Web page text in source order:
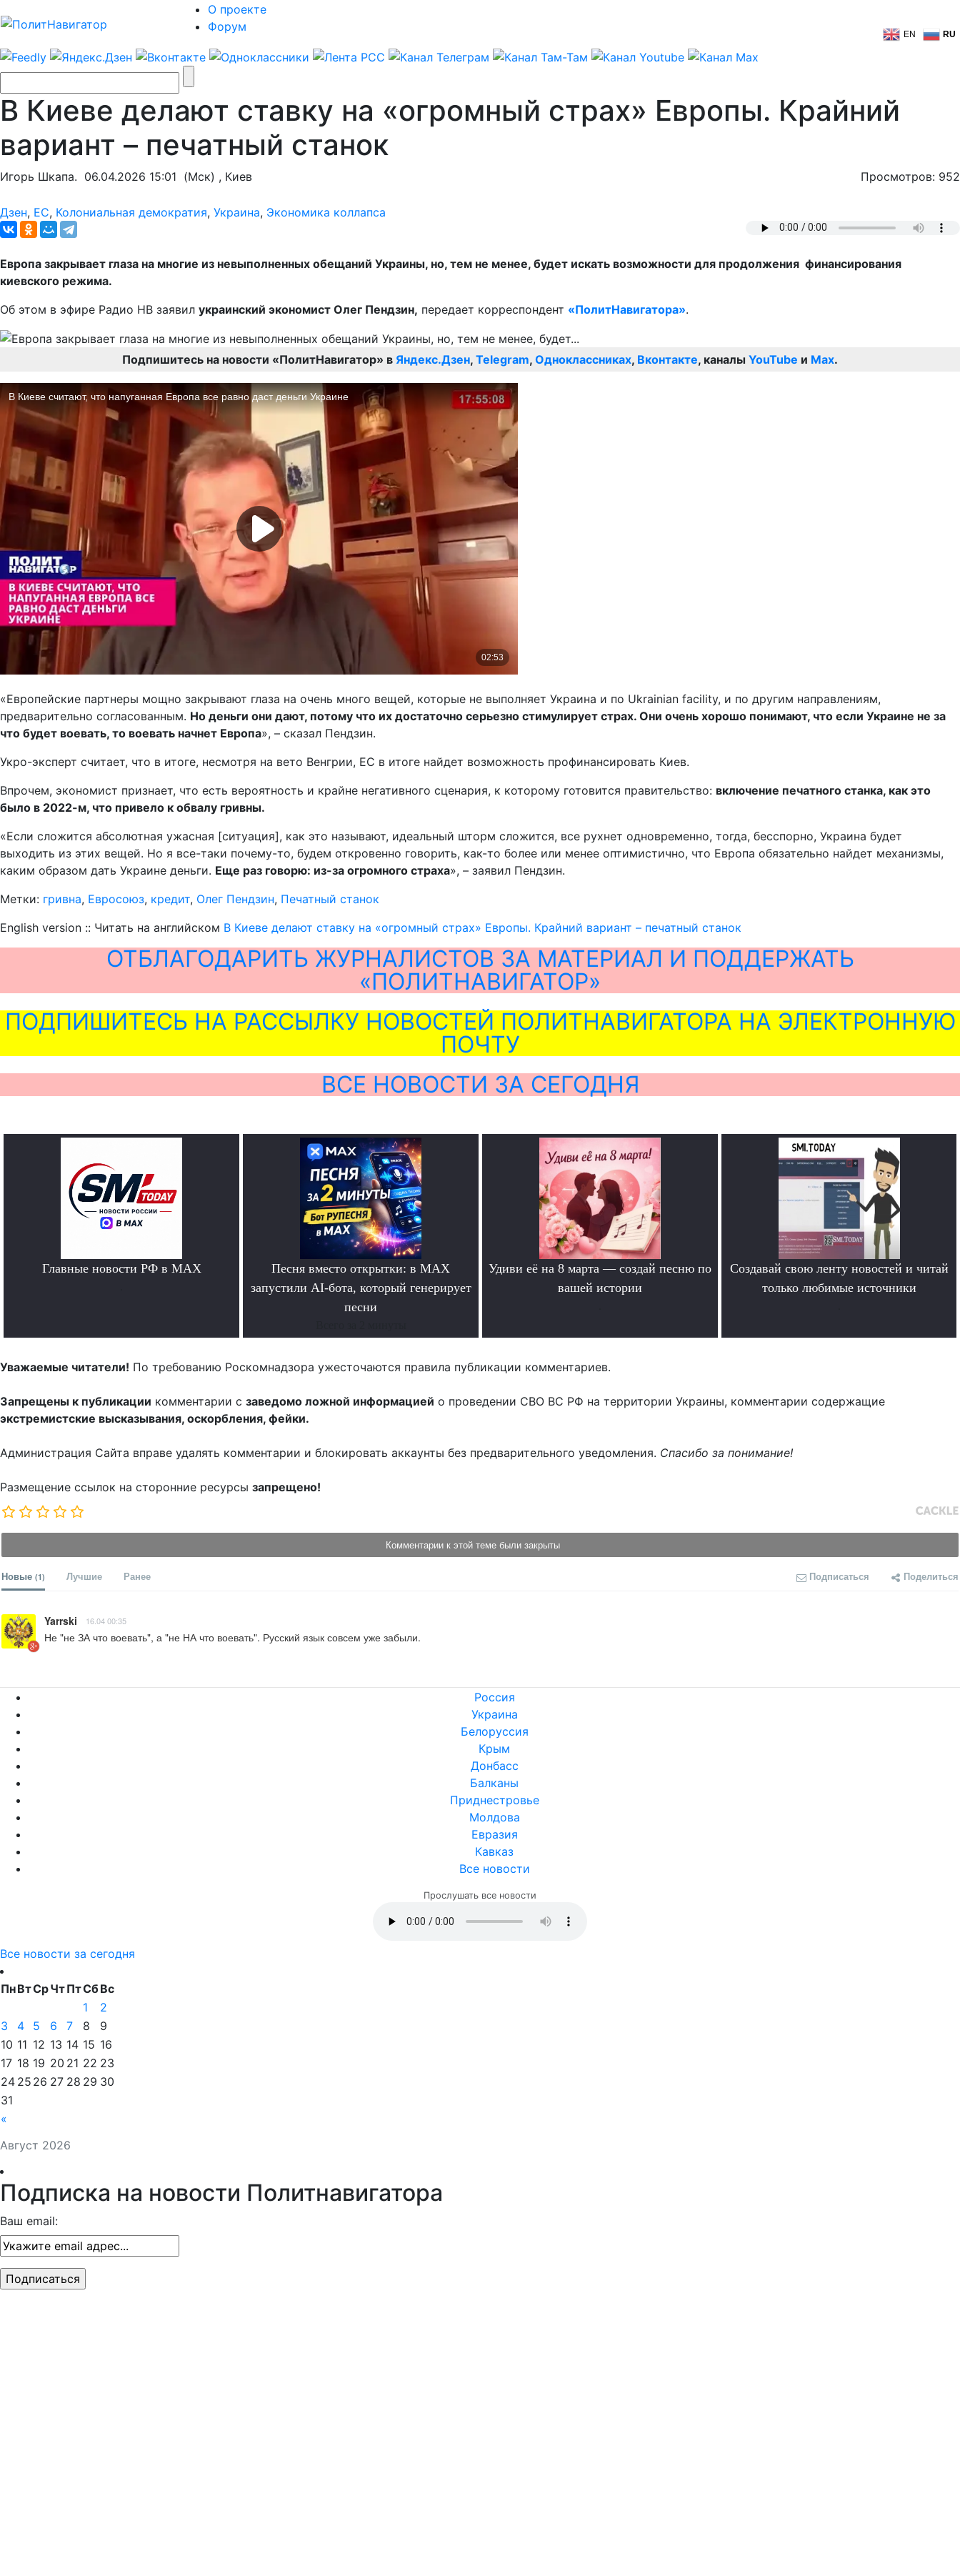
О проекте
Форум
EN RU
В Киеве делают ставку на «огромный страх» Европы. Крайний
вариант – печатный станок
Игорь Шкапа. 06.04.2026 15:01 (Мск) , Киев Просмотров: 952
Дзен, ЕС, Колониальная демократия, Украина, Экономика коллапса
Европа закрывает глаза на многие из невыполненных обещаний Украины, но, тем не менее, будет искать возможности для продолжения финансирования
киевского режима.
Об этом в эфире Радио НВ заявил украинский экономист Олег Пендзин, передает корреспондент «ПолитНавигатора».
Подпишитесь на новости «ПолитНавигатор» в Яндекс.Дзен, Telegram, Одноклассниках, Вконтакте, каналы YouTube и Max.
«Европейские партнеры мощно закрывают глаза на очень много вещей, которые не выполняет Украина и по Ukrainian facility, и по другим направлениям,
предварительно согласованным. Но деньги они дают, потому что их достаточно серьезно стимулирует страх. Они очень хорошо понимают, что если Украине не за
что будет воевать, то воевать начнет Европа», – сказал Пендзин.
Укро-эксперт считает, что в итоге, несмотря на вето Венгрии, ЕС в итоге найдет возможность профинансировать Киев.
Впрочем, экономист признает, что есть вероятность и крайне негативного сценария, к которому готовится правительство: включение печатного станка, как это
было в 2022-м, что привело к обвалу гривны.
«Если сложится абсолютная ужасная [ситуация], как это называют, идеальный шторм сложится, все рухнет одновременно, тогда, бесспорно, Украина будет
выходить из этих вещей. Но я все-таки почему-то, будем откровенно говорить, как-то более или менее оптимистично, что Европа обязательно найдет механизмы,
каким образом дать Украине деньги. Еще раз говорю: из-за огромного страха», – заявил Пендзин.
Метки: гривна, Евросоюз, кредит, Олег Пендзин, Печатный станок
English version :: Читать на английском В Киеве делают ставку на «огромный страх» Европы. Крайний вариант – печатный станок
ОТБЛАГОДАРИТЬ ЖУРНАЛИСТОВ ЗА МАТЕРИАЛ И ПОДДЕРЖАТЬ
«ПОЛИТНАВИГАТОР»
ПОДПИШИТЕСЬ НА РАССЫЛКУ НОВОСТЕЙ ПОЛИТНАВИГАТОРА НА ЭЛЕКТРОННУЮ
ПОЧТУ
ВСЕ НОВОСТИ ЗА СЕГОДНЯ
Главные новости РФ в MAX
Песня вместо открытки: в MAX
запустили AI-бота, который генерирует
песни
Удиви её на 8 марта — создай песню по
вашей истории
Создавай свою ленту новостей и читай
только любимые источники
Уважаемые читатели! По требованию Роскомнадзора ужесточаются правила публикации комментариев.
Запрещены к публикации комментарии с заведомо ложной информацией о проведении СВО ВС РФ на территории Украины, комментарии содержащие
экстремистские высказывания, оскорбления, фейки.
Администрация Сайта вправе удалять комментарии и блокировать аккаунты без предварительного уведомления. Спасибо за понимание!
Размещение ссылок на сторонние ресурсы запрещено!
Комментарии к этой теме были закрыты
Новые (1) Лучшие Ранее Подписаться Поделиться
Yarrski 16.04 00:35
Не "не ЗА что воевать", а "не НА что воевать". Русский язык совсем уже забыли.
Россия
Украина
Белоруссия
Крым
Донбасс
Балканы
Приднестровье
Молдова
Евразия
Кавказ
Все новости
Прослушать все новости
Все новости за сегодня
Август 2026
ПнВтСрЧтПтСбВс
«
1
2
3
4 5 6 7 8
9
10 11 12 13 14 15 16
17 18 19 20 21 22 23
24 25 26 27 28 29 30
31
Подписка на новости Политнавигатора
Ваш email: